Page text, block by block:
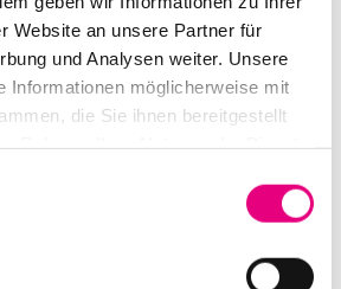
Website an unsere Partner für
und Analysen weiter. Unsere
Informationen möglicherweise mit
die Sie ihnen bereitgestellt
Cultural Center, Heidelberg:
Irniger Pilgrim